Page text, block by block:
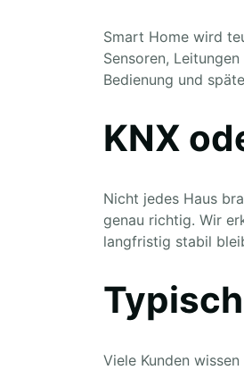
Smart Home wird
Sensoren,
Bedienung und
KNX
Nicht jedes Haus
genau richtig. Wir
langfristig stabil
Viele Kunden